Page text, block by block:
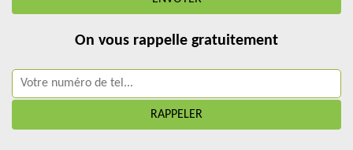
On vous rappelle gratuitement